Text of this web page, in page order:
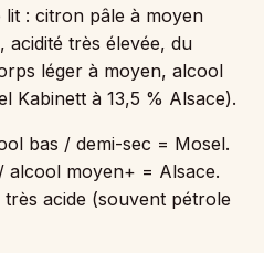
lit : citron pâle à moyen
très élevée, du
léger à moyen, alcool
Kabinett à 13,5 % Alsace).
bas / demi-sec = Mosel.
moyen+ = Alsace.
acide (souvent pétrole